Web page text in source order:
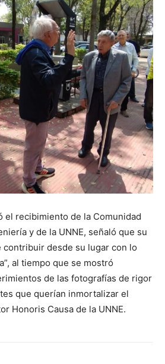
el recibimiento de la Comunidad
y de la UNNE, señaló que su
contribuir desde su lugar con lo
al tiempo que se mostró
de las fotografías de rigor
que querían inmortalizar el
Honoris Causa de la UNNE.